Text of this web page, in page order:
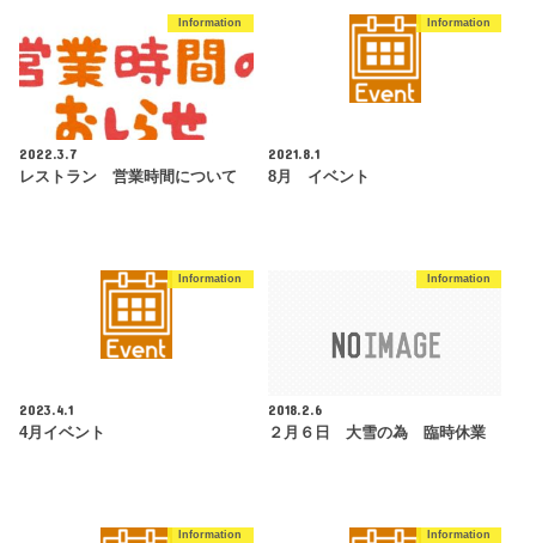
Information
2022.3.7
レストラン 営業時間について
Information
2021.8.1
8月 イベント
Information
2023.4.1
4月イベント
Information
2018.2.6
２月６日 大雪の為 臨時休業
Information Information